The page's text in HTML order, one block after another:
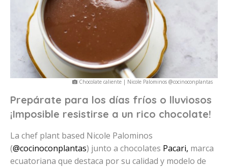
Chocolate caliente | Nicole Palominos @cocinoconplantas
Prepárate para los días fríos o lluviosos
¡Imposible resistirse a un rico chocolate!
La chef plant based Nicole Palominos
(@cocinoconplantas) junto a chocolates Pacari, marca
ecuatoriana que destaca por su calidad y modelo de